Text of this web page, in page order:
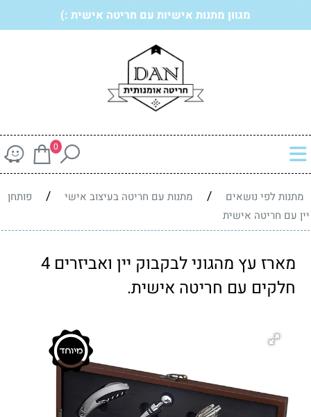
מגוון מתנות אישיות עם חריטה אישית :)
0
מתנות לפי נושאים / מתנות עם חריטה בעיצוב אישי /
פותחן
יין עם חריטה אישית
מארז עץ מהגוני לבקבוק יין ואביזרים 4
חלקים עם חריטה אישית.